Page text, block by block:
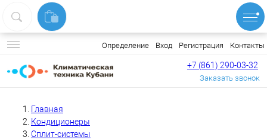
Определение Вход Регистрация Контакты
+7 (861) 290-03-32
Заказать звонок
Главная
Кондиционеры
Сплит-системы